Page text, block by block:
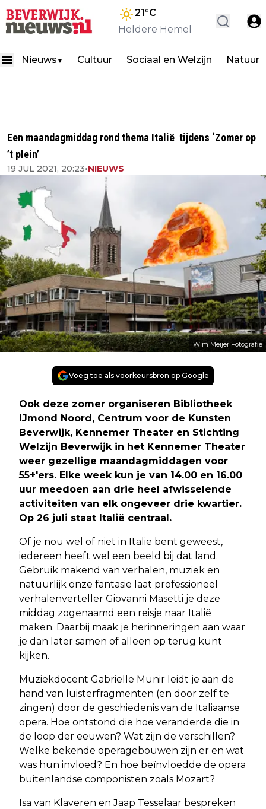
21°C
Heldere Hemel
Nieuws ▼ Cultuur Sociaal en Welzijn Natuur
Een maandagmiddag rond thema Italië tijdens ‘Zomer op
’t plein’
19 JUL 2021, 20:23•NIEUWS
Wim Meijer Fotografie
Voeg toe als voorkeursbron op Google
Ook deze zomer organiseren Bibliotheek
IJmond Noord, Centrum voor de Kunsten
Beverwijk, Kennemer Theater en Stichting
Welzijn Beverwijk in het Kennemer Theater
weer gezellige maandagmiddagen voor
55+'ers. Elke week kun je van 14.00 en 16.00
uur meedoen aan drie heel afwisselende
activiteiten van elk ongeveer drie kwartier.
Op 26 juli staat Italië centraal.
Of je nou wel of niet in Italië bent geweest,
iedereen heeft wel een beeld bij dat land.
Gebruik makend van verhalen, muziek en
natuurlijk onze fantasie laat professioneel
verhalenverteller Giovanni Masetti je deze
middag zogenaamd een reisje naar Italië
maken. Daarbij maak je herinneringen aan waar
je dan later samen of alleen op terug kunt
kijken.
Muziekdocent Gabrielle Munir leidt je aan de
hand van luisterfragmenten (en door zelf te
zingen) door de geschiedenis van de Italiaanse
opera. Hoe ontstond die hoe veranderde die in
de loop der eeuwen? Wat zijn de verschillen?
Welke bekende operagebouwen zijn er en wat
was hun invloed? En hoe beïnvloedde de opera
buitenlandse componisten zoals Mozart?
Isa van Klaveren en Jaap Tesselaar bespreken